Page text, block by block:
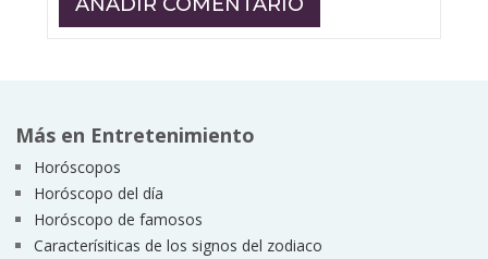
Más en Entretenimiento
Horóscopos
Horóscopo del día
Horóscopo de famosos
Caracterísiticas de los signos del zodiaco